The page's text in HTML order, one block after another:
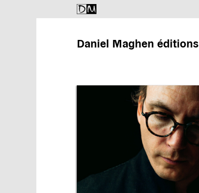
Daniel Maghen éditions